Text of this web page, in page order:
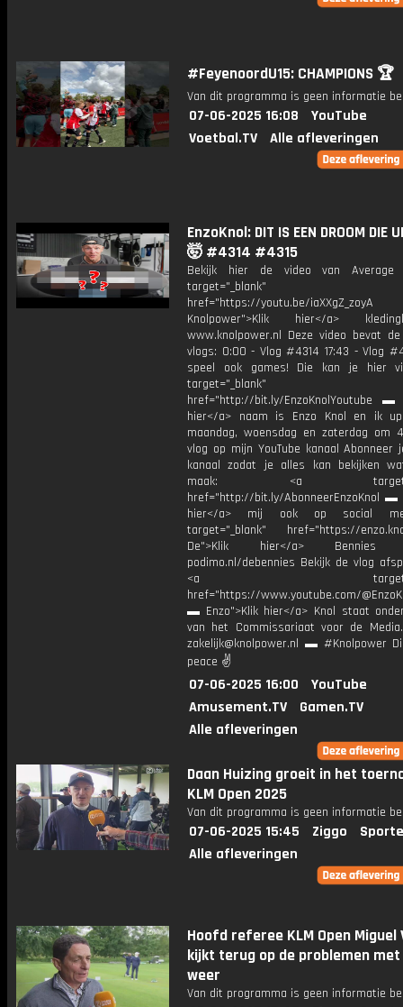
#FeyenoordU15: CHAMPIONS 🏆
Van dit programma is geen informatie
07-06-2025 16:08
YouTube
Voetbal.TV
Alle afleveringen
EnzoKnol: DIT IS EEN DROOM DIE
🤯 #4314 #4315
Bekijk hier de video van Average
target="_blank"
href="https://youtu.be/
Knolpower">Klik hier</a>
www.knolpower.nl Deze video bevat
vlogs: 0:00 - Vlog #4314 17:43 - Vlog
speel ook games! Die kan je hier
target="_blank"
href="http://bit.ly/EnzoKnolYoutube ▬
hier</a> naam is Enzo Knol en ik
maandag, woensdag en zaterdag om
vlog op mijn YouTube kanaal Abonneer
kanaal zodat je alles kan bekijken
maak: <a
href="http://bit.ly/AbonneerEnzoKnol ▬
hier</a> mij ook op social
target="_blank" href="https://
De">Klik hier</a> Bennies
podimo.nl/debennies Bekijk de vlog
<a
href="https://www.youtube.com/
▬ Enzo">Klik hier</a> Knol staat
van het Commissariaat voor de
zakelijk@knolpower.nl ▬ #Knolpower
peace ✌
07-06-2025 16:00
YouTube
Amusement.TV
Gamen.TV
Alle afleveringen
Daan Huizing groeit in het
KLM Open 2025
Van dit programma is geen informatie
07-06-2025 15:45 Ziggo
Alle afleveringen
Hoofd referee KLM Open Miguel
kijkt terug op de problemen
weer
Van dit programma is geen informatie